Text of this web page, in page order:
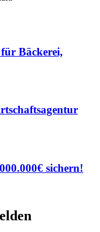
Bäckerei,
sichern!